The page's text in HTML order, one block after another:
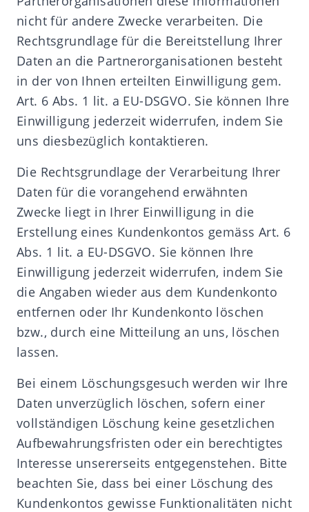
nicht für andere Zwecke verarbeiten. Die
Rechtsgrundlage für die Bereitstellung Ihrer
Daten an die Partnerorganisationen besteht
in der von Ihnen erteilten Einwilligung gem.
Art. 6 Abs. 1 lit. a EU-DSGVO. Sie können Ihre
Einwilligung jederzeit widerrufen, indem Sie
uns diesbezüglich kontaktieren.
Die Rechtsgrundlage der Verarbeitung Ihrer
Daten für die vorangehend erwähnten
Zwecke liegt in Ihrer Einwilligung in die
Erstellung eines Kundenkontos gemäss Art. 6
Abs. 1 lit. a EU-DSGVO. Sie können Ihre
Einwilligung jederzeit widerrufen, indem Sie
die Angaben wieder aus dem Kundenkonto
entfernen oder Ihr Kundenkonto löschen
bzw., durch eine Mitteilung an uns, löschen
lassen.
Bei einem Löschungsgesuch werden wir Ihre
Daten unverzüglich löschen, sofern einer
vollständigen Löschung keine gesetzlichen
Aufbewahrungsfristen oder ein berechtigtes
Interesse unsererseits entgegenstehen. Bitte
beachten Sie, dass bei einer Löschung des
Kundenkontos gewisse Funktionalitäten nicht